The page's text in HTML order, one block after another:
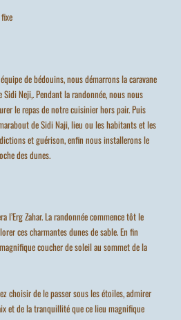
de bédouins, nous démarrons la caravane
Neji,. Pendant la randonnée, nous nous
le repas de notre cuisinier hors pair. Puis
de Sidi Naji, lieu ou les habitants et les
et guérison, enfin nous installerons le
des dunes.
l’Erg Zahar. La randonnée commence tôt le
ces charmantes dunes de sable. En fin
coucher de soleil au sommet de la
choisir de le passer sous les étoiles, admirer
et de la tranquillité que ce lieu magnifique